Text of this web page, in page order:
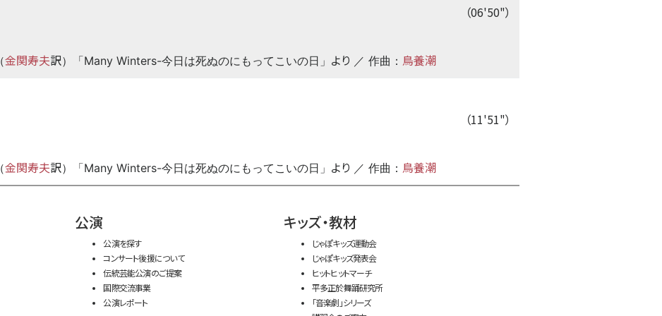
（06'50"）
（金関寿夫訳）「Many Winters-今日は死ぬのにもってこいの日」 より ／ 作曲： 鳥養潮
（11'51"）
（金関寿夫訳）「Many Winters-今日は死ぬのにもってこいの日」 より ／ 作曲： 鳥養潮
公演
公演を探す
コンサート後援について
伝統芸能公演のご提案
国際交流事業
公演レポート
キッズ・教材
じゃぽキッズ運動会
じゃぽキッズ発表会
ヒットヒットマーチ
平多正於舞踊研究所
「音楽劇」シリーズ